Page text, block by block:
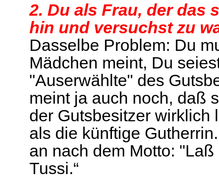
2. Du als Frau, der das
hin und versuchst zu
Dasselbe Problem: Du
Mädchen meint, Du
"Auserwählte" des
meint ja auch noch, daß
der Gutsbesitzer wirklich
als die künftige
an nach dem Motto:
Tussi.“